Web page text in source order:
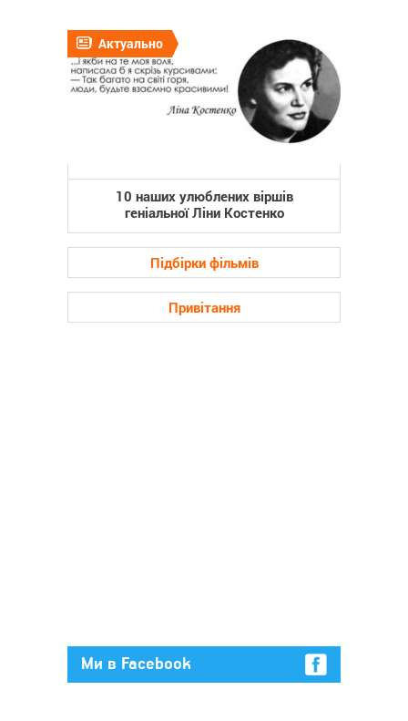
Актуально
10 наших улюблених віршів
геніальної Ліни Костенко
Підбірки фільмів
Привітання
Ми в Facebook